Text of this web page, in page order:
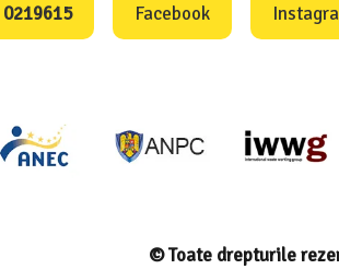
0219615 Facebook
© Toate drepturile